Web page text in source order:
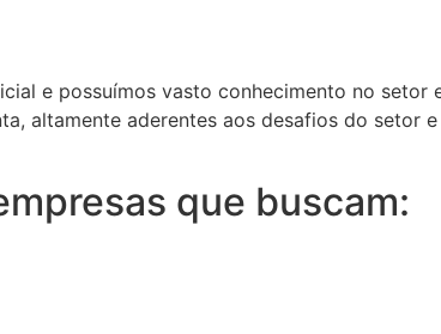
e possuímos vasto conhecimento no setor
altamente aderentes aos desafios do setor
que buscam: